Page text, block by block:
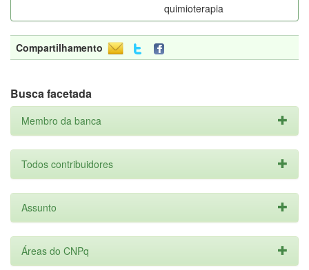
quimioterapia
Compartilhamento
Busca facetada
Membro da banca
Todos contribuidores
Assunto
Áreas do CNPq